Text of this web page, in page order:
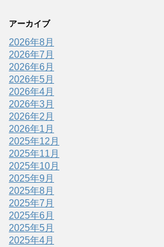
アーカイブ
2026年8月
2026年7月
2026年6月
2026年5月
2026年4月
2026年3月
2026年2月
2026年1月
2025年12月
2025年11月
2025年10月
2025年9月
2025年8月
2025年7月
2025年6月
2025年5月
2025年4月